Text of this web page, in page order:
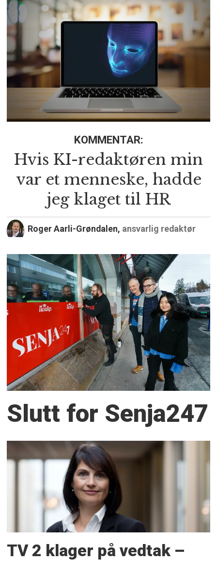
KOMMENTAR:
Hvis KI-redaktøren min
var et menneske, hadde
jeg klaget til HR
Roger Aarli-Grøndalen, ansvarlig redaktør
Slutt for Senja247
TV 2 klager på vedtak –